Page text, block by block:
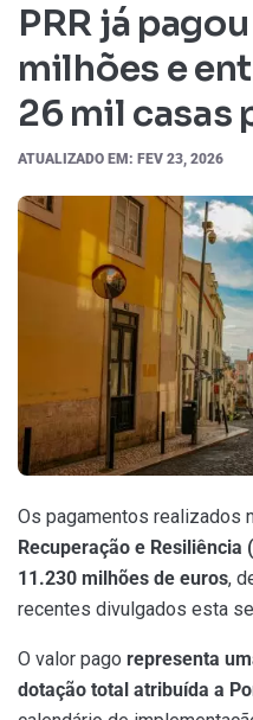
PRR já
milhões e
26 mil casas
ATUALIZADO EM: FEV 23, 2026
Os pagamentos realizados
Recuperação e Resiliência
11.230 milhões de euros,
recentes divulgados esta
O valor pago representa
dotação total atribuída a